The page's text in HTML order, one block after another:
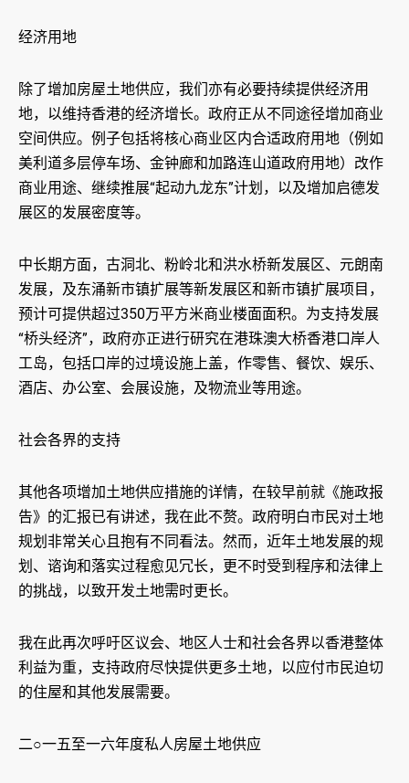
经济用地
除了增加房屋土地供应，我们亦有必要持续提供经济用
地，以维持香港的经济增长。政府正从不同途径增加商业
空间供应。例子包括将核心商业区内合适政府用地（例如
美利道多层停车场、金钟廊和加路连山道政府用地）改作
商业用途、继续推展“起动九龙东”计划，以及增加启德发
展区的发展密度等。
中长期方面，古洞北、粉岭北和洪水桥新发展区、元朗南
发展，及东涌新市镇扩展等新发展区和新市镇扩展项目，
预计可提供超过350万平方米商业楼面面积。为支持发展
“桥头经济”，政府亦正进行研究在港珠澳大桥香港口岸人
工岛，包括口岸的过境设施上盖，作零售、餐饮、娱乐、
酒店、办公室、会展设施，及物流业等用途。
社会各界的支持
其他各项增加土地供应措施的详情，在较早前就《施政报
告》的汇报已有讲述，我在此不赘。政府明白市民对土地
规划非常关心且抱有不同看法。然而，近年土地发展的规
划、谘询和落实过程愈见冗长，更不时受到程序和法律上
的挑战，以致开发土地需时更长。
我在此再次呼吁区议会、地区人士和社会各界以香港整体
利益为重，支持政府尽快提供更多土地，以应付市民迫切
的住屋和其他发展需要。
二○一五至一六年度私人房屋土地供应